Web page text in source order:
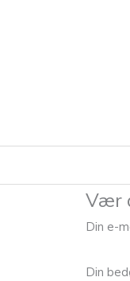
Vær
Din e-
Din